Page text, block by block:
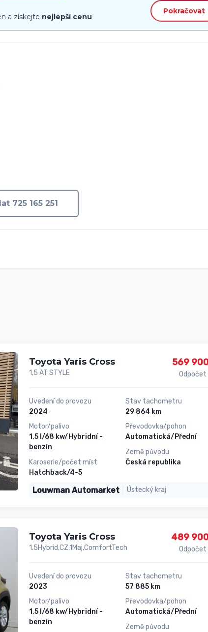
a získejte nejlepší cenu
Pokračovat
725 165 251
Toyota Yaris Cross
1,5 AT STYLE
569
Odpočet
Uvedení do provozu
2024
Motor/palivo
1,5 l/68 kw/Hybridní -
benzín
Karoserie/počet míst
Hatchback/4-5
Stav tachometru
29 864 km
Převodovka/pohon
Automatická/Přední
Země původu
Česká republika
Louwman Automarket Ústecký kraj
Toyota Yaris Cross
1.5Hybrid,CZ,1Maj,ComfortTech
489
Odpočet
Uvedení do provozu
2023
Motor/palivo
1,5 l/68 kw/Hybridní -
benzín
Stav tachometru
57 885 km
Převodovka/pohon
Automatická/Přední
Země původu